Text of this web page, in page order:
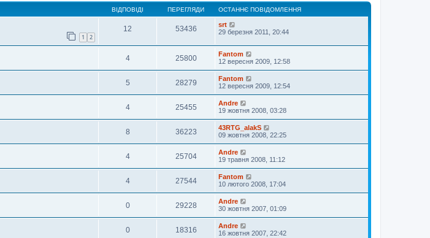
ВІДПОВІДІ ПЕРЕГЛЯДИ ОСТАННЄ ПОВІДОМЛЕННЯ
1 2
12 53436
srt
29 березня 2011, 20:44
4 25800
Fantom
12 вересня 2009, 12:58
5 28279
Fantom
12 вересня 2009, 12:54
4 25455
Andre
19 жовтня 2008, 03:28
8 36223
43RTG_alakS
09 жовтня 2008, 22:25
4 25704
Andre
19 травня 2008, 11:12
4 27544
Fantom
10 лютого 2008, 17:04
0 29228
Andre
30 жовтня 2007, 01:09
0 18316
Andre
16 жовтня 2007, 22:42